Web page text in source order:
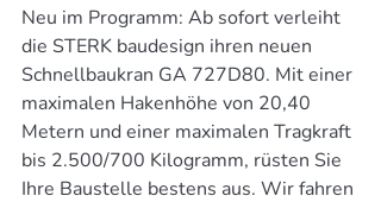
Neu im Programm: Ab sofort verleiht
die STERK baudesign ihren neuen
Schnellbaukran GA 727D80. Mit einer
maximalen Hakenhöhe von 20,40
Metern und einer maximalen Tragkraft
bis 2.500/700 Kilogramm, rüsten Sie
Ihre Baustelle bestens aus. Wir fahren